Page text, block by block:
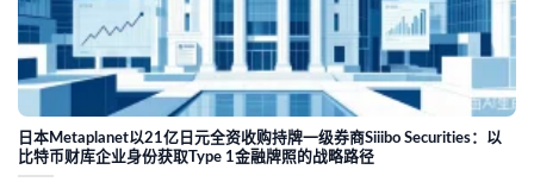
日本Metaplanet以21亿日元全资收购持牌一级券商Siiibo Securities：以
比特币财库企业身份获取Type 1金融牌照的战略路径